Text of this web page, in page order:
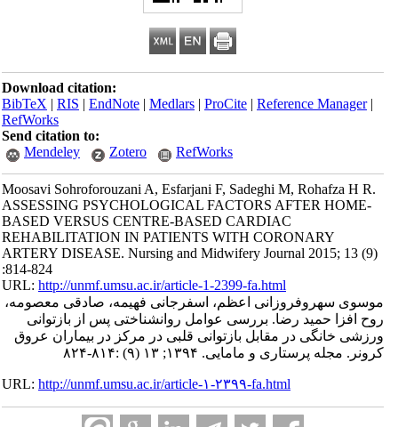
Download citation:
BibTeX|RIS|EndNote|Medlars|ProCite|Reference Manager
RefWorks
Send citation to:
Mendeley
Zotero RefWorks
Moosavi Sohroforouzani A, Esfarjani F, Sadeghi M, Rohafza H R.
ASSESSING PSYCHOLOGICAL FACTORS AFTER HOME-
BASED VERSUS CENTRE-BASED CARDIAC
REHABILITATION IN PATIENTS WITH CORONARY
ARTERY DISEASE. Nursing and Midwifery Journal 2015; 13 (9)
:814-824
URL:http://unmf.umsu.ac.ir/article-1-2399-fa.html
موسوی سهروفروزانی اعظم، اسفرجانی فهیمه، صادقی معصومه،
روح افزا حمید رضا. بررسی عوامل روانشناختی پس از بازتوانی
ورزشی خانگی در مقابل بازتوانی قلبی در مرکز در بیماران عروق
کرونر. مجله پرستاری و مامایی. ۱۳۹۴; ۱۳ (۹) :۸۱۴-۸۲۴
URL:http://unmf.umsu.ac.ir/article-۱-۲۳۹۹-fa.html